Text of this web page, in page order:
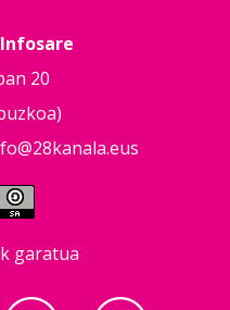
20
garatua